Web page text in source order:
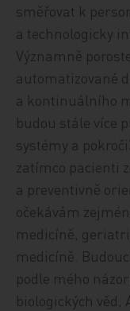
směřovat k
a technologicky
Významně
automatizované
a kontinuálního
budou stále více
systémy a
zatímco pacienti
a preventivně
očekávám
medicíně,
medicíně.
podle mého
biologických věd,